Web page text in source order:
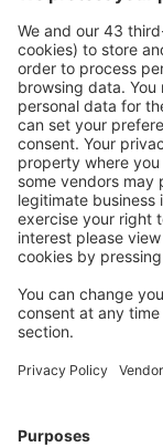
Planifica tu
Vuelos baratos
Escapadas